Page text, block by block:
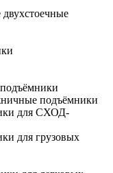
подъёмники
для СХОД-
для грузовых